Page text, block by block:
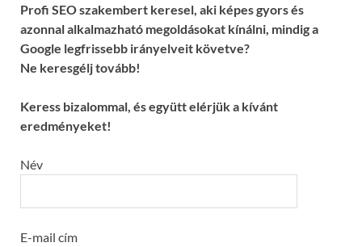
Profi SEO szakembert keresel, aki képes gyors és
azonnal alkalmazható megoldásokat kínálni, mindig a
Google legfrissebb irányelveit követve?
Ne keresgélj tovább!
Keress bizalommal, és együtt elérjük a kívánt
eredményeket!
Név
E-mail cím